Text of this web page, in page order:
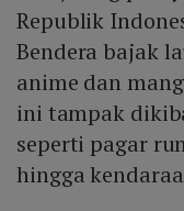
Republik
Bendera bajak
anime dan
ini tampak
seperti pagar
hingga